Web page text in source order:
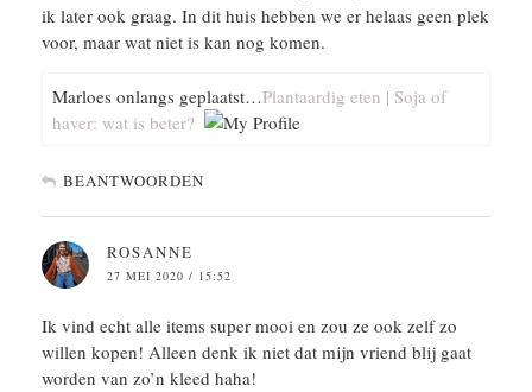
ik later ook graag. In dit huis hebben we er helaas geen plek
voor, maar wat niet is kan nog komen.
Marloes onlangs geplaatst…Plantaardig eten | Soja of
haver: wat is beter?
BEANTWOORDEN
ROSANNE
27 MEI 2020 / 15:52
Ik vind echt alle items super mooi en zou ze ook zelf zo
willen kopen! Alleen denk ik niet dat mijn vriend blij gaat
worden van zo’n kleed haha!